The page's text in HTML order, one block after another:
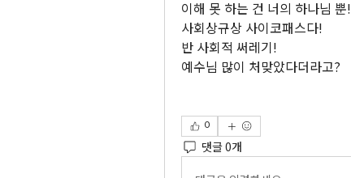
이해 못 하는 건 너의 하나님 뿐!
사회상규상 사이코패스다!
반 사회적 써레기!
예수님 많이 처맞았다더라고?
0
댓글 0개